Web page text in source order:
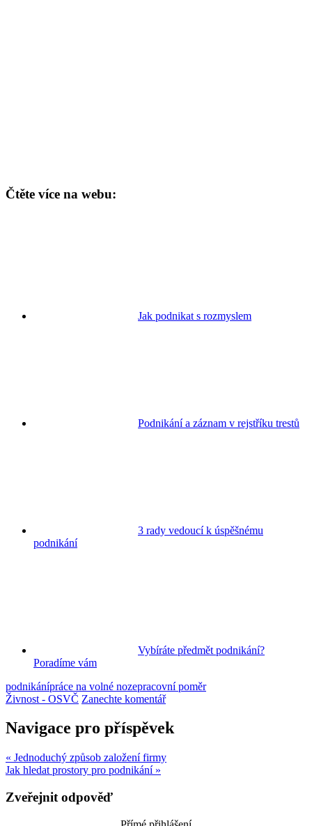
Čtěte více na webu:
Jak podnikat s rozmyslem
Podnikání a záznam v rejstříku trestů
3 rady vedoucí k úspěšnému
podnikání
Vybíráte předmět podnikání?
Poradíme vám
podnikánípráce na volné nozepracovní poměr
Živnost - OSVČ Zanechte komentář
Navigace pro příspěvek
« Jednoduchý způsob založení firmy
Jak hledat prostory pro podnikání »
Zveřejnit odpověď